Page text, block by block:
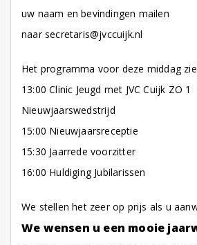
uw naam en bevindingen mailen
naar secretaris@jvccuijk.nl
Het programma voor deze middag
13:00 Clinic Jeugd met JVC Cuijk ZO 1
Nieuwjaarswedstrijd
15:00 Nieuwjaarsreceptie
15:30 Jaarrede voorzitter
16:00 Huldiging Jubilarissen
We stellen het zeer op prijs als u
We wensen u een mooie